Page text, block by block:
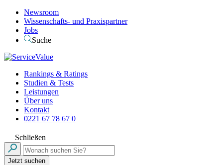
Newsroom
Wissenschafts- und Praxispartner
Jobs
Suche
Rankings & Ratings
Studien & Tests
Leistungen
Über uns
Kontakt
0221 67 78 67 0
Schließen
Jetzt suchen